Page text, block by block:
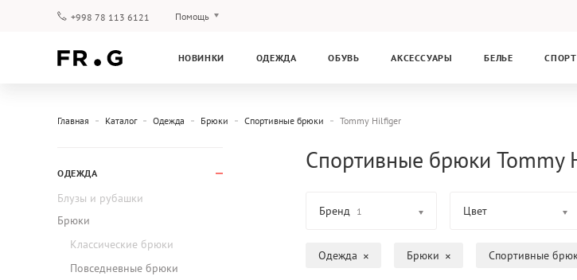
+998 78 113 6121 Помощь
Гарантия
НОВИНКИ ОДЕЖДА ОБУВЬ АКСЕССУАРЫ БЕЛЬЕ СПОРТ
Главная Каталог Одежда Брюки Спортивные брюки Tommy Hilfiger
ОДЕЖДА
Блузы и рубашки
Брюки
Классические брюки
Повседневные брюки
Спортивные брюки Tommy
Бренд 1 Цвет
Одежда Брюки Спортивные